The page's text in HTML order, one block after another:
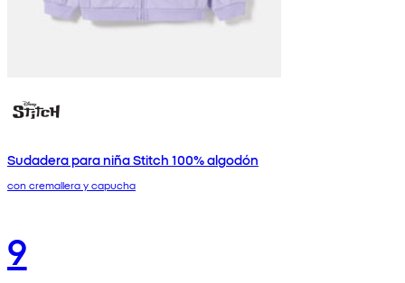
Sudadera para niña Stitch 100% algodón
con cremallera y capucha
9